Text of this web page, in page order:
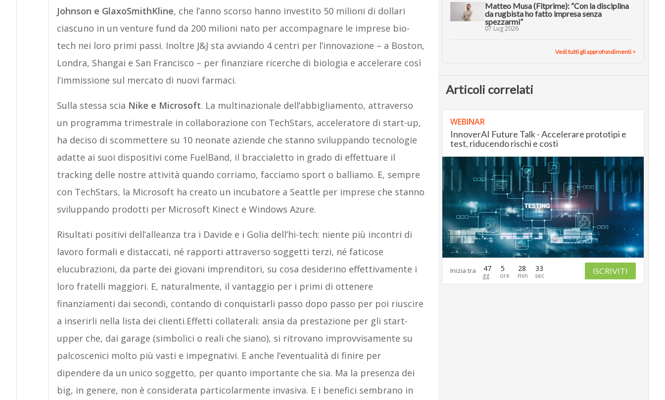
Johnson e GlaxoSmithKline, che l’anno scorso hanno investito 50 milioni di dollari
ciascuno in un venture fund da 200 milioni nato per accompagnare le imprese bio-
tech nei loro primi passi. Inoltre J&J sta avviando 4 centri per l’innovazione – a Boston,
Londra, Shangai e San Francisco – per finanziare ricerche di biologia e accelerare così
l’immissione sul mercato di nuovi farmaci.
Sulla stessa scia Nike e Microsoft. La multinazionale dell’abbigliamento, attraverso
un programma trimestrale in collaborazione con TechStars, acceleratore di start-up,
ha deciso di scommettere su 10 neonate aziende che stanno sviluppando tecnologie
adatte ai suoi dispositivi come FuelBand, il braccialetto in grado di effettuare il
tracking delle nostre attività quando corriamo, facciamo sport o balliamo. E, sempre
con TechStars, la Microsoft ha creato un incubatore a Seattle per imprese che stanno
sviluppando prodotti per Microsoft Kinect e Windows Azure.
Risultati positivi dell’alleanza tra i Davide e i Golia dell’hi-tech: niente più incontri di
lavoro formali e distaccati, né rapporti attraverso soggetti terzi, né faticose
elucubrazioni, da parte dei giovani imprenditori, su cosa desiderino effettivamente i
loro fratelli maggiori. E, naturalmente, il vantaggio per i primi di ottenere
finanziamenti dai secondi, contando di conquistarli passo dopo passo per poi riuscire
a inserirli nella lista dei clienti.Effetti collaterali: ansia da prestazione per gli start-
upper che, dai garage (simbolici o reali che siano), si ritrovano improvvisamente su
palcoscenici molto più vasti e impegnativi. E anche l’eventualità di finire per
dipendere da un unico soggetto, per quanto importante che sia. Ma la presenza dei
big, in genere, non è considerata particolarmente invasiva. E i benefici sembrano in
Matteo Musa (Fitprime): “Con la disciplina
da rugbista ho fatto impresa senza
spezzarmi”
07 Lug 2026
Vedi tutti gli approfondimenti >
Articoli correlati
WEBINAR
InnoverAI Future Talk - Accelerare prototipi e
test, riducendo rischi e costi
Inizia tra 47 5 28 32 ISCRIVITI